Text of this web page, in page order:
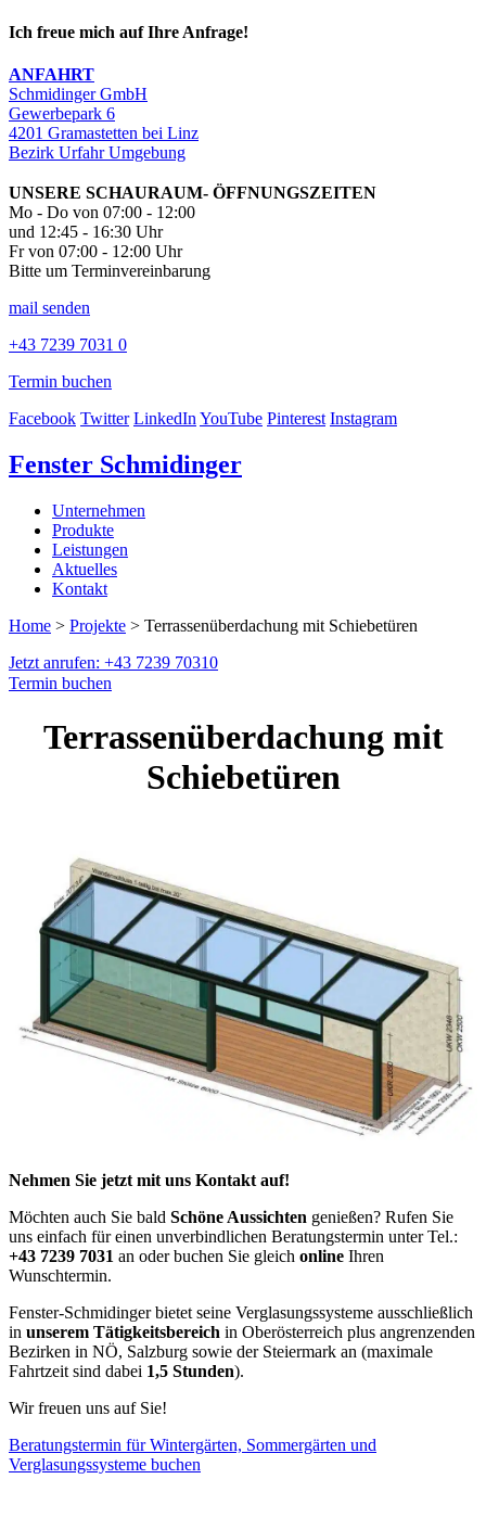
Ich freue mich auf Ihre Anfrage!
ANFAHRT
Schmidinger GmbH
Gewerbepark 6
4201 Gramastetten bei Linz
Bezirk Urfahr Umgebung
UNSERE SCHAURAUM- ÖFFNUNGSZEITEN
Mo - Do von 07:00 - 12:00
und 12:45 - 16:30 Uhr
Fr von 07:00 - 12:00 Uhr
Bitte um Terminvereinbarung
mail senden
+43 7239 7031 0
Termin buchen
Facebook Twitter LinkedInYouTube Pinterest Instagram
Fenster Schmidinger
Unternehmen
Produkte
Leistungen
Aktuelles
Kontakt
Home > Projekte > Terrassenüberdachung mit Schiebetüren
Jetzt anrufen: +43 7239 70310
Termin buchen
Terrassenüberdachung mit
Schiebetüren
Nehmen Sie jetzt mit uns Kontakt auf!
Möchten auch Sie bald Schöne Aussichten genießen? Rufen Sie
uns einfach für einen unverbindlichen Beratungstermin unter Tel.:
+43 7239 7031 an oder buchen Sie gleich online Ihren
Wunschtermin.
Fenster-Schmidinger bietet seine Verglasungssysteme ausschließlich
in unserem Tätigkeitsbereich in Oberösterreich plus angrenzenden
Bezirken in NÖ, Salzburg sowie der Steiermark an (maximale
Fahrtzeit sind dabei 1,5 Stunden).
Wir freuen uns auf Sie!
Beratungstermin für Wintergärten, Sommergärten und
Verglasungssysteme buchen